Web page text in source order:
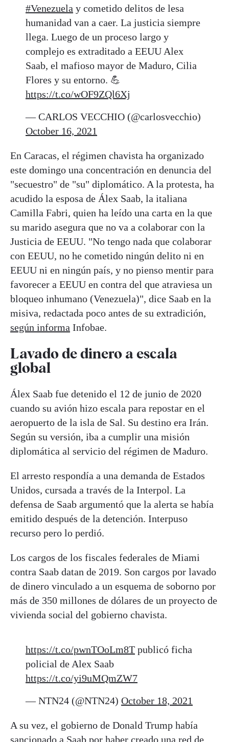
#Venezuela y cometido delitos de lesa
humanidad van a caer. La justicia siempre
llega. Luego de un proceso largo y
complejo es extraditado a EEUU Alex
Saab, el mafioso mayor de Maduro, Cilia
Flores y su entorno. 💪
https://t.co/wOF9ZQl6Xj
— CARLOS VECCHIO (@carlosvecchio)
October 16, 2021
En Caracas, el régimen chavista ha organizado
este domingo una concentración en denuncia del
"secuestro" de "su" diplomático. A la protesta, ha
acudido la esposa de Álex Saab, la italiana
Camilla Fabri, quien ha leído una carta en la que
su marido asegura que no va a colaborar con la
Justicia de EEUU. "No tengo nada que colaborar
con EEUU, no he cometido ningún delito ni en
EEUU ni en ningún país, y no pienso mentir para
favorecer a EEUU en contra del que atraviesa un
bloqueo inhumano (Venezuela)", dice Saab en la
misiva, redactada poco antes de su extradición,
según informa Infobae.
Lavado de dinero a escala
global
Álex Saab fue detenido el 12 de junio de 2020
cuando su avión hizo escala para repostar en el
aeropuerto de la isla de Sal. Su destino era Irán.
Según su versión, iba a cumplir una misión
diplomática al servicio del régimen de Maduro.
El arresto respondía a una demanda de Estados
Unidos, cursada a través de la Interpol. La
defensa de Saab argumentó que la alerta se había
emitido después de la detención. Interpuso
recurso pero lo perdió.
Los cargos de los fiscales federales de Miami
contra Saab datan de 2019. Son cargos por lavado
de dinero vinculado a un esquema de soborno por
más de 350 millones de dólares de un proyecto de
vivienda social del gobierno chavista.
https://t.co/pwnTOoLm8T publicó ficha
policial de Alex Saab
https://t.co/yi9uMQmZW7
— NTN24 (@NTN24) October 18, 2021
A su vez, el gobierno de Donald Trump había
sancionado a Saab por haber creado una red de